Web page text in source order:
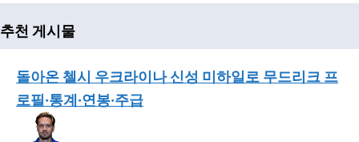
추천 게시물
돌아온 첼시 우크라이나 신성 미하일로 무드리크 프
로필·통계·연봉·주급